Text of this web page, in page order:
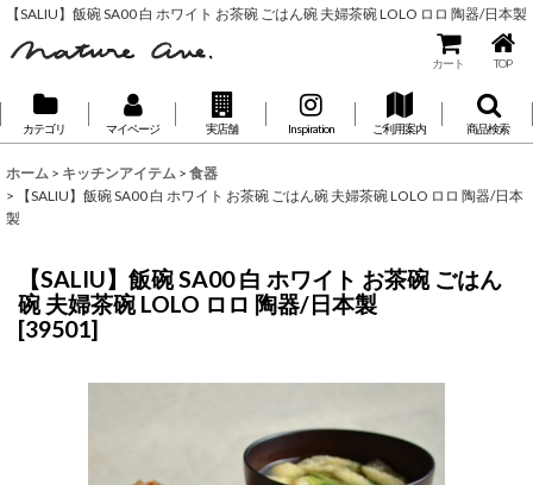
【SALIU】飯碗 SA00 白 ホワイト お茶碗 ごはん碗 夫婦茶碗 LOLO ロロ 陶器/日本製
カート TOP
カテゴリ マイページ 実店舗 Inspiration ご利用案内 商品検索
ホーム > キッチンアイテム > 食器
>
【SALIU】飯碗 SA00 白 ホワイト お茶碗 ごはん碗 夫婦茶碗 LOLO ロロ 陶器/日本
製
【SALIU】飯碗 SA00 白 ホワイト お茶碗 ごはん
碗 夫婦茶碗 LOLO ロロ 陶器/日本製
[39501]